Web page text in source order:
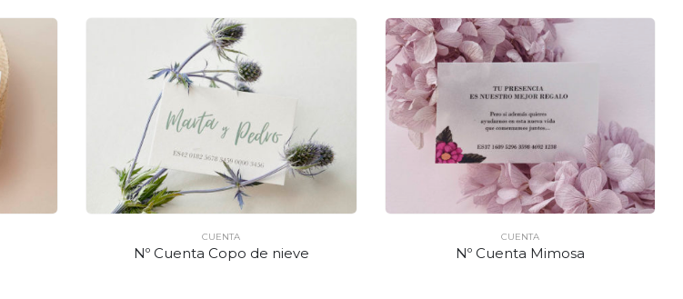
CUENTA
Nº Cuenta Copo de nieve
CUENTA
Nº Cuenta Mimosa